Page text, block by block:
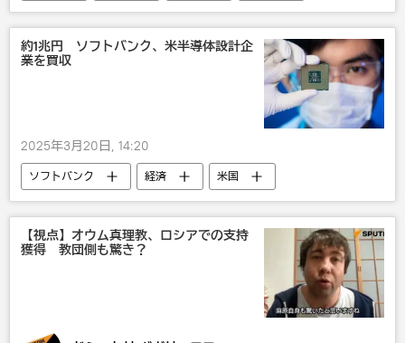
約1兆円 ソフトバンク、米半導体設計企
業を買収
2025年3月20日, 14:20
ソフトバンク 経済
米国
国際
【視点】オウム真理教、ロシアでの支持
獲得 教団側も驚き？